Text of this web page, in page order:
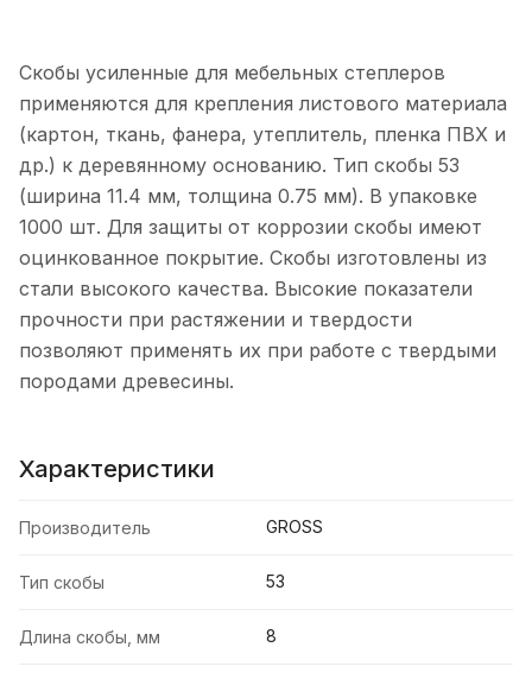
Скобы усиленные для мебельных степлеров
применяются для крепления листового материала
(картон, ткань, фанера, утеплитель, пленка ПВХ и
др.) к деревянному основанию. Тип скобы 53
(ширина 11.4 мм, толщина 0.75 мм). В упаковке
1000 шт. Для защиты от коррозии скобы имеют
оцинкованное покрытие. Скобы изготовлены из
стали высокого качества. Высокие показатели
прочности при растяжении и твердости
позволяют применять их при работе с твердыми
породами древесины.
Характеристики
Производитель GROSS
Тип скобы 53
Длина скобы, мм 8